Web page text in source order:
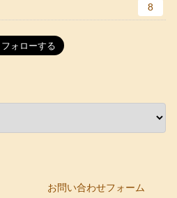
8
お問い合わせフォーム